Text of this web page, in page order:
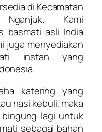
di Kecamatan
Kami
basmati asli India
juga menyediakan
instan yang
katering yang
nasi kebuli, maka
lagi untuk
sebagai bahan